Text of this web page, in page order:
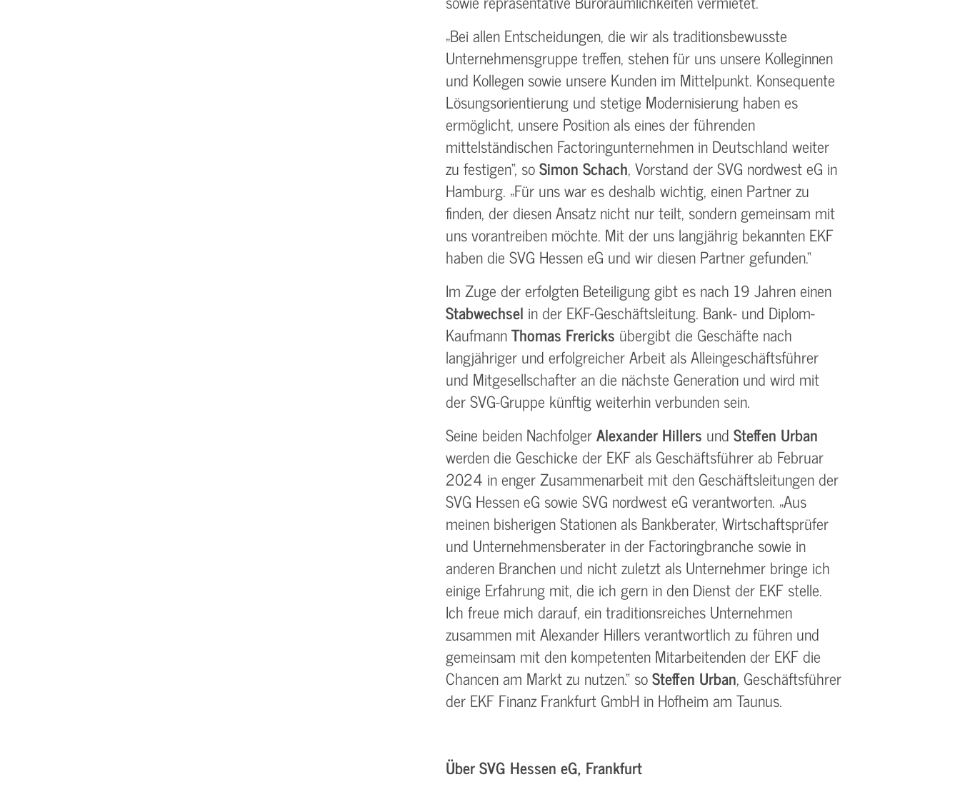
„Bei allen Entscheidungen, die wir als traditionsbewusste
Unternehmensgruppe treffen, stehen für uns unsere Kolleginnen
und Kollegen sowie unsere Kunden im Mittelpunkt. Konsequente
Lösungsorientierung und stetige Modernisierung haben es
ermöglicht, unsere Position als eines der führenden
mittelständischen Factoringunternehmen in Deutschland weiter
zu festigen“, soSimon Schach, Vorstand der SVG nordwest eG in
Hamburg. „Für uns war es deshalb wichtig, einen Partner zu
finden, der diesen Ansatz nicht nur teilt, sondern gemeinsam mit
uns vorantreiben möchte. Mit der uns langjährig bekannten EKF
haben die SVG Hessen eG und wir diesen Partner gefunden.“
Im Zuge der erfolgten Beteiligung gibt es nach 19 Jahren einen
Stabwechsel in der EKF-Geschäftsleitung. Bank- und Diplom-
KaufmannThomas Frericks übergibt die Geschäfte nach
langjähriger und erfolgreicher Arbeit als Alleingeschäftsführer
und Mitgesellschafter an die nächste Generation und wird mit
der SVG-Gruppe künftig weiterhin verbunden sein.
Seine beiden NachfolgerAlexander Hillers undSteffen Urban
werden die Geschicke der EKF als Geschäftsführer ab Februar
2024 in enger Zusammenarbeit mit den Geschäftsleitungen der
SVG Hessen eG sowie SVG nordwest eG verantworten. „Aus
meinen bisherigen Stationen als Bankberater, Wirtschaftsprüfer
und Unternehmensberater in der Factoringbranche sowie in
anderen Branchen und nicht zuletzt als Unternehmer bringe ich
einige Erfahrung mit, die ich gern in den Dienst der EKF stelle.
Ich freue mich darauf, ein traditionsreiches Unternehmen
zusammen mit Alexander Hillers verantwortlich zu führen und
gemeinsam mit den kompetenten Mitarbeitenden der EKF die
Chancen am Markt zu nutzen.“ soSteffen Urban, Geschäftsführer
der EKF Finanz Frankfurt GmbH in Hofheim am Taunus.
Über SVG Hessen eG, Frankfurt